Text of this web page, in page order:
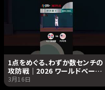
1点をめぐる、わずか数センチの
攻防戦｜2026 ワールドベース
ボールクラシック | Netflix
Japan
3月16日